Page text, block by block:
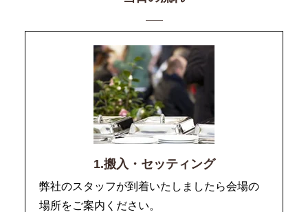
1.搬入・セッティング
弊社のスタッフが到着いたしましたら会場の
場所をご案内ください。